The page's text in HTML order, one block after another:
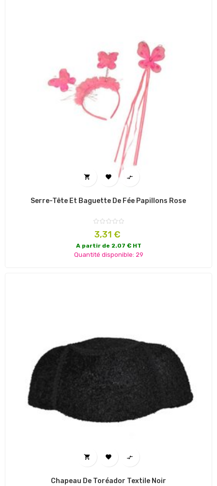
  
Serre-Tête Et Baguette De Fée Papillons Rose
Prix
3,31 €
A partir de 2.07 € HT
Quantité disponible: 29
  
Chapeau De Toréador Textile Noir